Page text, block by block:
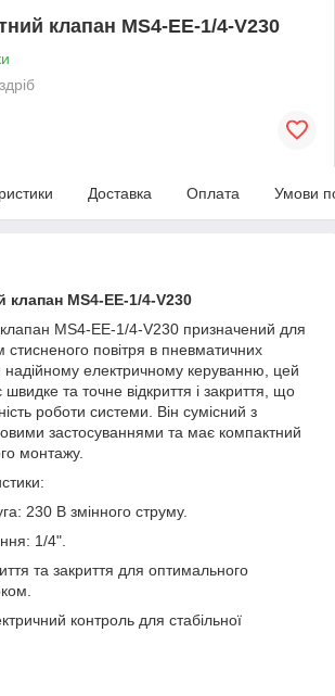
клапан MS4-EE-1/4-V230
Доставка Оплата Умови
клапан MS4-EE-1/4-V230
клапан MS4-EE-1/4-V230 призначений для
стисненого повітря в пневматичних
надійному електричному керуванню, цей
та точне відкриття і закриття, що
роботи системи. Він сумісний з
застосуваннями та має компактний
монтажу.
230 В змінного струму.
1/4".
та закриття для оптимального
контроль для стабільної